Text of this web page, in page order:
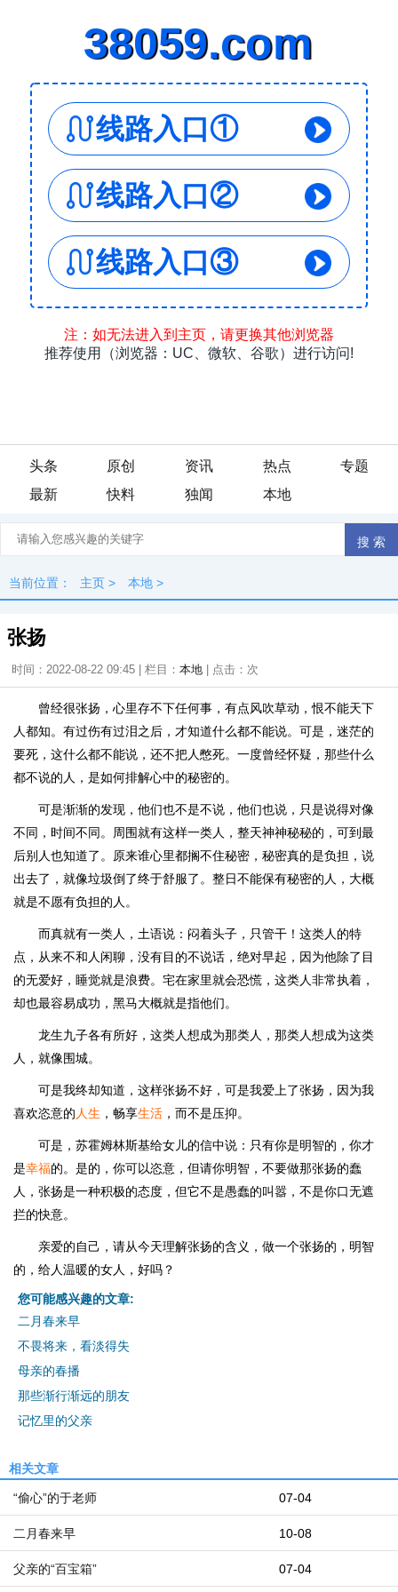
头条 原创 资讯 热点
专题
最新
快料 独闻 本地
当前位置： 主页 > 本地 >
张扬
时间：2022-08-22 09:45 | 栏目： 本地 | 点击： 次
曾经很张扬，心里存不下任何事，有点风吹草动，恨不能天下
人都知。有过伤有过泪之后，才知道什么都不能说。可是，迷茫的
要死，这什么都不能说，还不把人憋死。一度曾经怀疑，那些什么
都不说的人，是如何排解心中的秘密的。
可是渐渐的发现，他们也不是不说，他们也说，只是说得对像
不同，时间不同。周围就有这样一类人，整天神神秘秘的，可到最
后别人也知道了。原来谁心里都搁不住秘密，秘密真的是负担，说
出去了，就像垃圾倒了终于舒服了。整日不能保有秘密的人，大概
就是不愿有负担的人。
而真就有一类人，土语说：闷着头子，只管干！这类人的特
点，从来不和人闲聊，没有目的不说话，绝对早起，因为他除了目
的无爱好，睡觉就是浪费。宅在家里就会恐慌，这类人非常执着，
却也最容易成功，黑马大概就是指他们。
龙生九子各有所好，这类人想成为那类人，那类人想成为这类
人，就像围城。
可是我终却知道，这样张扬不好，可是我爱上了张扬，因为我
喜欢恣意的 人生 ，畅享生活 ，而不是压抑。
可是，苏霍姆林斯基给女儿的信中说：只有你是明智的，你才
是幸福的。是的，你可以恣意，但请你明智，不要做那张扬的蠢
人，张扬是一种积极的态度，但它不是愚蠢的叫嚣，不是你口无遮
拦的快意。
亲爱的自己，请从今天理解张扬的含义，做一个张扬的，明智
的，给人温暖的女人，好吗？
您可能感兴趣的文章:
二月春来早
不畏将来，看淡得失
母亲的春播
那些渐行渐远的朋友
记忆里的父亲
相关文章
07-04
“偷心”的于老师
10-08
二月春来早
07-04
父亲的“百宝箱”